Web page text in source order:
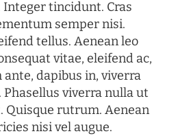
tincidunt. Cras
semper nisi.
tellus. Aenean leo
vitae, eleifend ac,
dapibus in, viverra
Phasellus viverra nulla ut
Quisque rutrum. Aenean
nisi vel augue.